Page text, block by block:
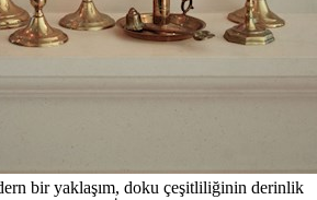
bir yaklaşım, doku çeşitliliğinin derinlik